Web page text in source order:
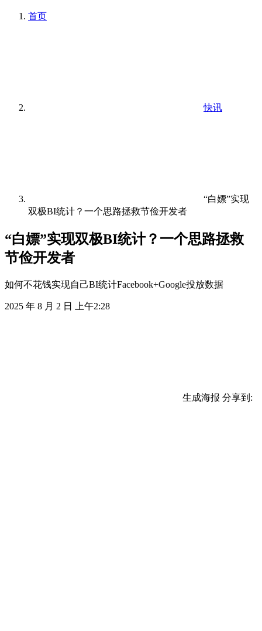
首页
快讯
“白嫖”实现
双极BI统计？一个思路拯救节俭开发者
“白嫖”实现双极BI统计？一个思路拯救
节俭开发者
如何不花钱实现自己BI统计Facebook+Google投放数据
2025 年 8 月 2 日 上午2:28
生成海报 分享到: